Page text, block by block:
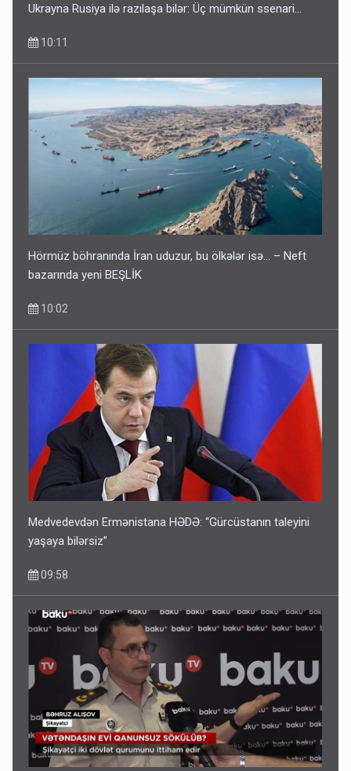
Ukrayna Rusiya ilə razılaşa bilər: Üç mümkün ssenari...
10:11
Hörmüz böhranında İran uduzur, bu ölkələr isə... – Neft
bazarında yeni BEŞLİK
10:02
Medvedevdən Ermənistana HƏDƏ: “Gürcüstanın taleyini
yaşaya bilərsiz”
09:58